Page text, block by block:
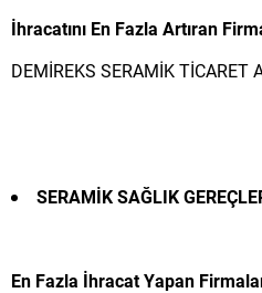
İhracatını En Fazla Artıran
DEMİREKS SERAMİK TİCARET
SERAMİK SAĞLIK
En Fazla İhracat Yapan